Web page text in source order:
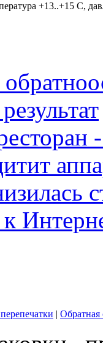
+13..+15 С,
| Обратная